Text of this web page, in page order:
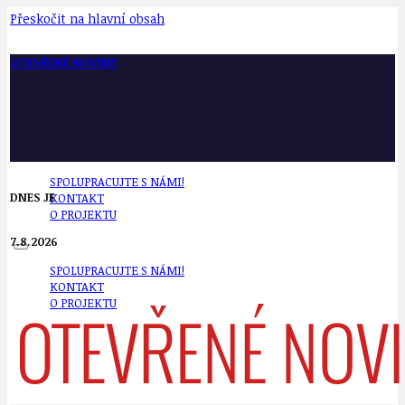
Přeskočit na hlavní obsah
OTEVŘENÉ NOVINY
SPOLUPRACUJTE S NÁMI!
KONTAKT
O PROJEKTU
SPOLUPRACUJTE S NÁMI!
KONTAKT
O PROJEKTU
DNES JE
7.8.2026